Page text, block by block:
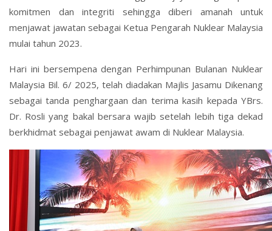
komitmen dan integriti sehingga diberi amanah untuk
menjawat jawatan sebagai Ketua Pengarah Nuklear Malaysia
mulai tahun 2023.
Hari ini bersempena dengan Perhimpunan Bulanan Nuklear
Malaysia Bil. 6/ 2025, telah diadakan Majlis Jasamu Dikenang
sebagai tanda penghargaan dan terima kasih kepada YBrs.
Dr. Rosli yang bakal bersara wajib setelah lebih tiga dekad
berkhidmat sebagai penjawat awam di Nuklear Malaysia.